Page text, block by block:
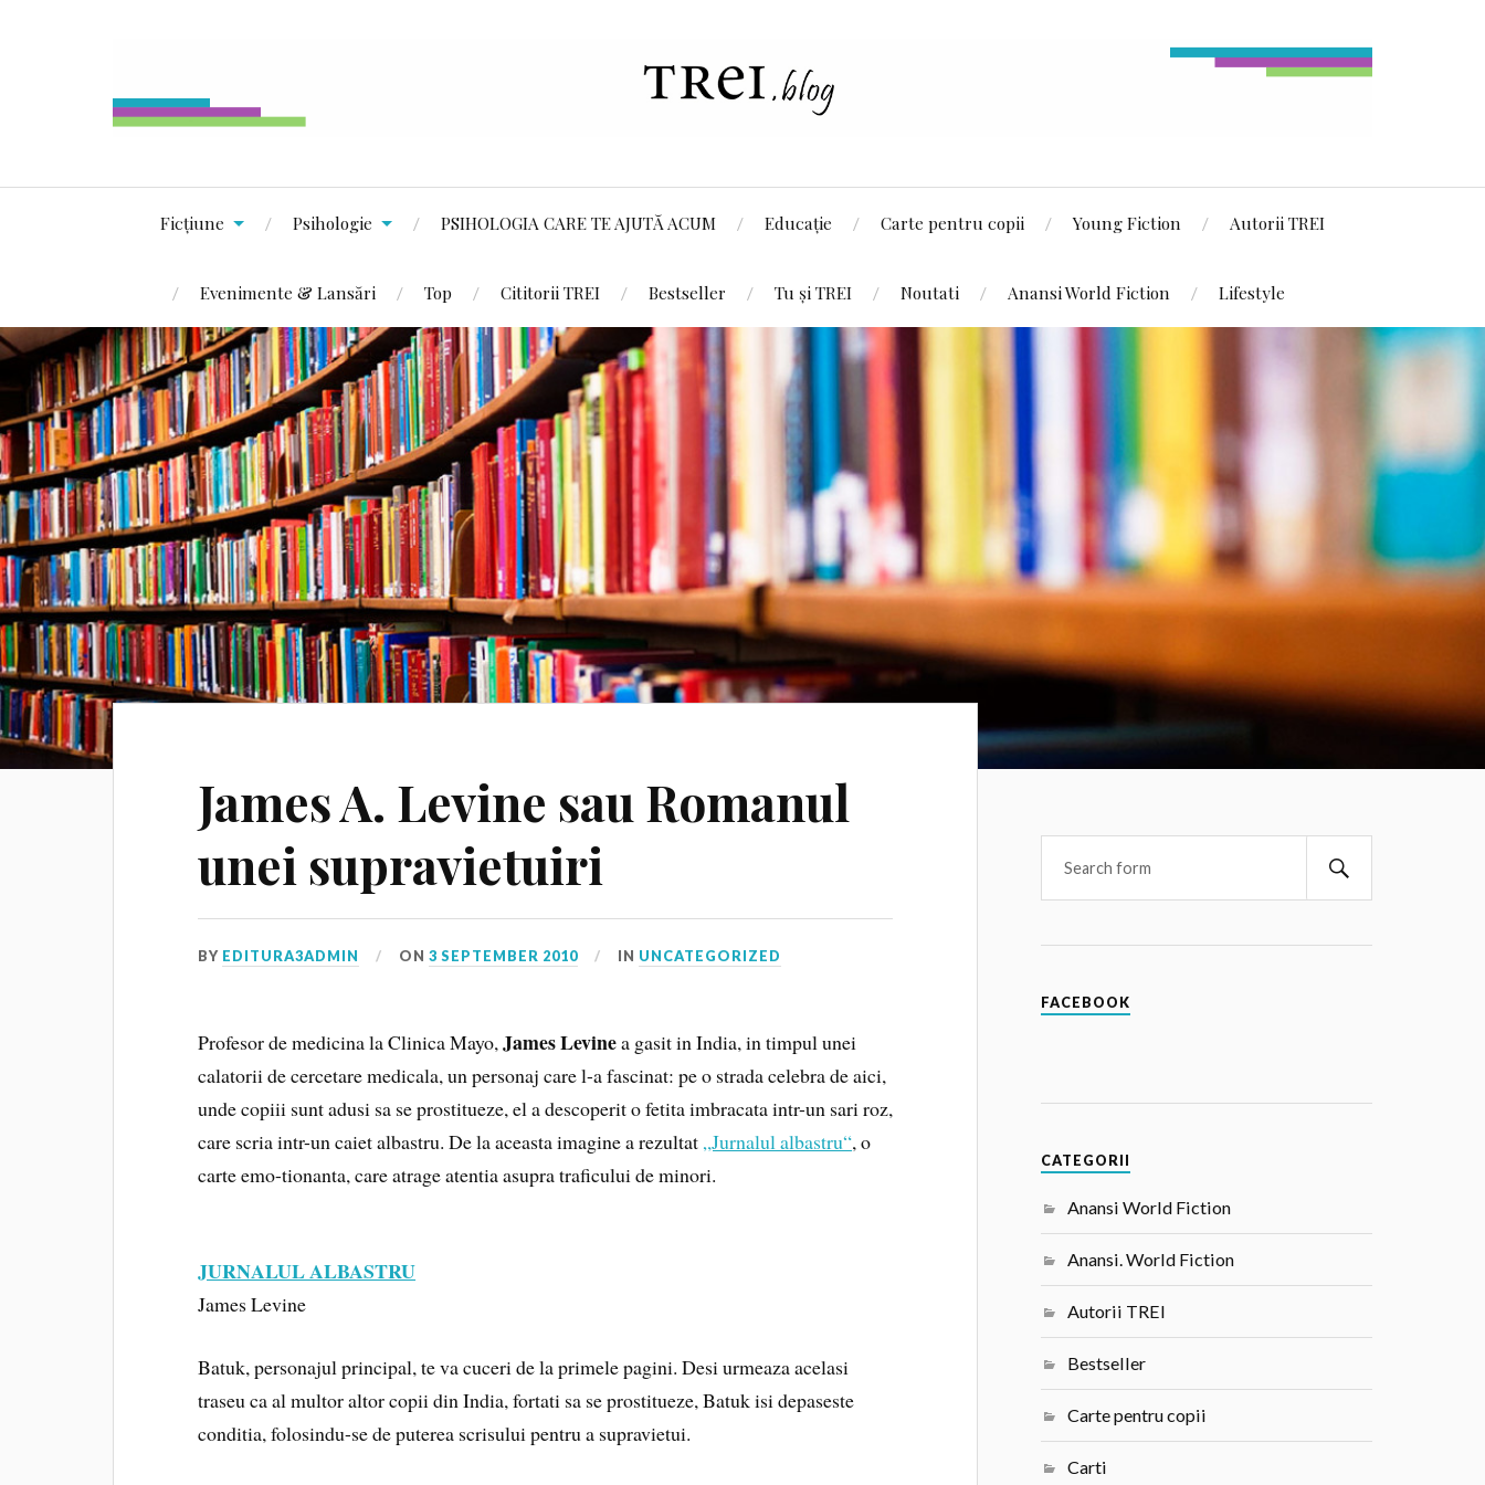
Ficțiune Psihologie PSIHOLOGIA CARE TE AJUTĂ ACUM Educație Carte pentru copii Young Fiction Autorii TREI
Evenimente & Lansări Top Cititorii TREI Bestseller Tu și TREI Noutati Anansi World Fiction Lifestyle
James A. Levine sau Romanul
unei supravietuiri
BY EDITURA3ADMIN ON3 SEPTEMBER 2010 IN UNCATEGORIZED
Profesor de medicina la Clinica Mayo,James Levinea gasit in India, in timpul unei
calatorii de cercetare medicala, un personaj care l-a fascinat: pe o strada celebra de aici,
unde copiii sunt adusi sa se prostitueze, el a descoperit o fetita imbracata intr-un sari roz,
care scria intr-un caiet albastru. De la aceasta imagine a rezultat „Jurnalul albastru“, o
carte emo-tionanta, care atrage atentia asupra traficului de minori.
JURNALUL ALBASTRU
James Levine
Batuk, personajul principal, te va cuceri de la primele pagini. Desi urmeaza acelasi
traseu ca al multor altor copii din India, fortati sa se prostitueze, Batuk isi depaseste
conditia, folosindu-se de puterea scrisului pentru a supravietui.
FACEBOOK
CATEGORII
Anansi World Fiction
Anansi. World Fiction
Autorii TREI
Bestseller
Carte pentru copii
Carti